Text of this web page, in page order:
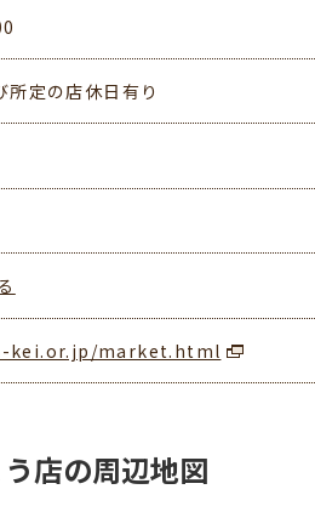
定の店休日有り
kei.or.jp/market.html
店の周辺地図